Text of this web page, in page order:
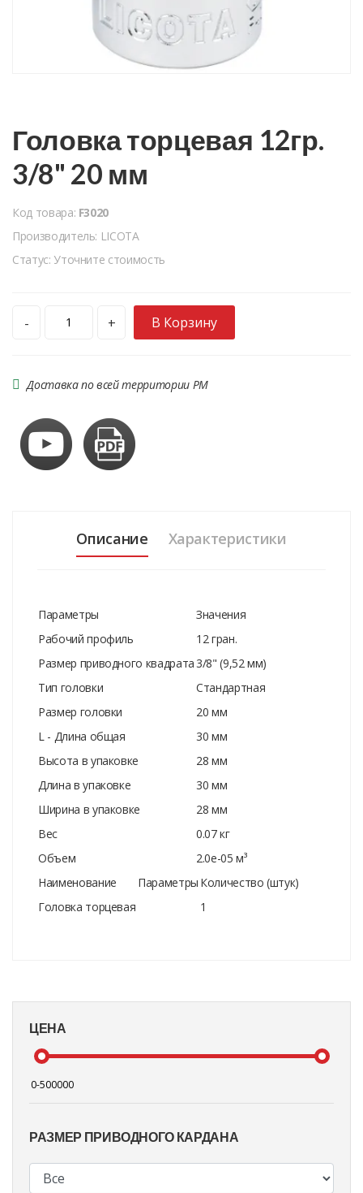
ЦЕНА
РАЗМЕР ПРИВОДНОГО КАРДАНА
Головка торцевая 12гр.
3/8" 20 мм
Код товара: F3020
Производитель: LICOTA
Статус: Уточните стоимость
- + В Корзину
Доставка по всей территории РМ
Описание Характеристики
Параметры
Значения
Рабочий профиль
12 гран.
Размер приводного квадрата 3/8" (9,52 мм)
Тип головки
Стандартная
Размер головки
20 мм
L - Длина общая
30 мм
Высота в упаковке
28 мм
Длина в упаковке
30 мм
Ширина в упаковке
28 мм
Вес
0.07 кг
Объем
2.0e-05 м³
Наименование
Параметры Количество (штук)
Головка торцевая
1